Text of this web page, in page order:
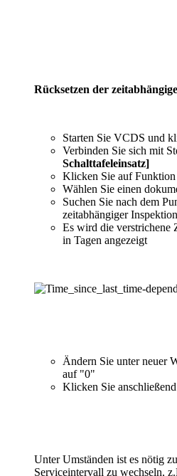
Rücksetzen der
Starten Sie VCDS und
Verbinden Sie sich mit
Schalttafeleinsatz]
Klicken Sie auf Funktion
Wählen Sie einen
Suchen Sie nach dem
zeitabhängiger
Es wird die verstrichene
in Tagen angezeigt
Ändern Sie unter neuer
auf "0"
Klicken Sie
Unter Umständen ist es nötig
Serviceintervall zu wechseln,